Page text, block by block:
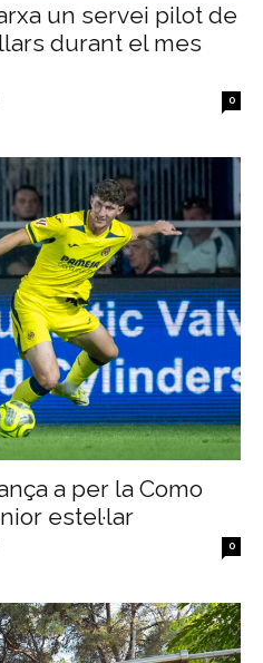
un servei pilot de
durant el mes
0
a per la Como
estel·lar
0